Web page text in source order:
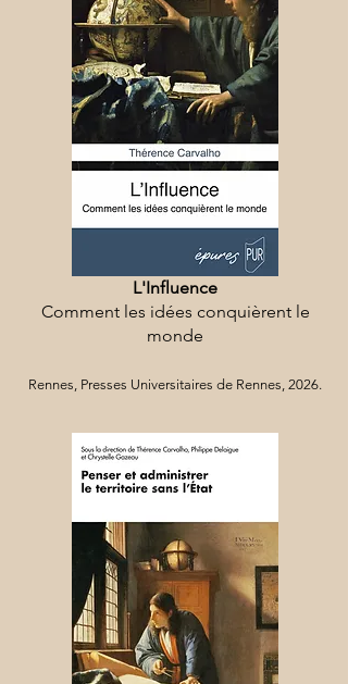
L'Influence
Comment les idées conquièrent le
monde
Rennes, Presses Universitaires de Rennes, 2026.